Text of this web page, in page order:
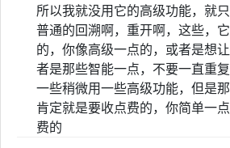
所以我就没用它的高级功能，就
普通的回溯啊，重开啊，这些，
的，你像高级一点的，或者是想
者是那些智能一点，不要一直重
一些稍微用一些高级功能，但是
肯定就是要收点费的，你简单一
费的